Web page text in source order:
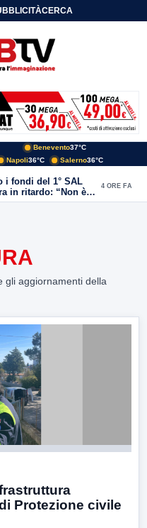
CERCA
Benevento37°C
Napoli36°C Salerno36°C
i fondi del 1° SAL
in ritardo: “Non è
4 ORE FA
gli aggiornamenti della
Protezione civile